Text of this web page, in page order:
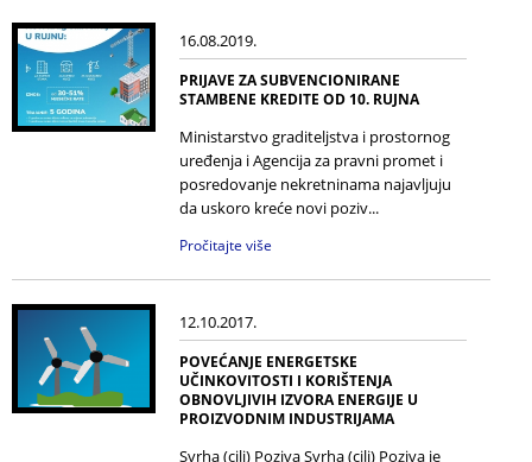
16.08.2019.
PRIJAVE ZA SUBVENCIONIRANE
STAMBENE KREDITE OD 10. RUJNA
Ministarstvo graditeljstva i prostornog
uređenja i Agencija za pravni promet i
posredovanje nekretninama najavljuju
da uskoro kreće novi poziv...
Pročitajte više
12.10.2017.
POVEĆANJE ENERGETSKE
UČINKOVITOSTI I KORIŠTENJA
OBNOVLJIVIH IZVORA ENERGIJE U
PROIZVODNIM INDUSTRIJAMA
Svrha (cilj) Poziva Svrha (cilj) Poziva je